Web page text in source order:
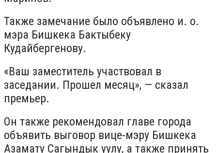
Также замечание было объявлено и. о.
мэра Бишкека Бактыбеку
Кудайбергенову.
«Ваш заместитель участвовал в
заседании. Прошел месяц», — сказал
премьер.
Он также рекомендовал главе города
объявить выговор вице-мэру Бишкека
Азамату Сагындык уулу, а также принять